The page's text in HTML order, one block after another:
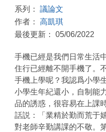
系列： 議論文
作者： 高凱琪
最後更新： 05/06/2022
手機已經是我們日常生活
住行已經離不開手機了。
手機上學呢？我認爲小學
小學生年紀還小，自制能
品的誘惑，很容易在上課
話説：「業精於勤而荒于
對老師辛勤講課的不敬。